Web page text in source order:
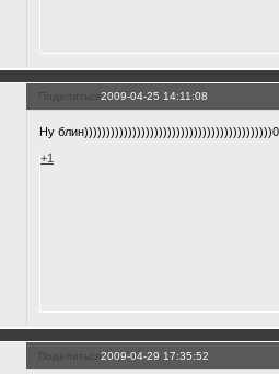
Поделиться2009-04-25 14:11:08
Ну блин)))))))))))))))))))))))))))))))))))))))))))0
+1
Поделиться2009-04-29 17:35:52